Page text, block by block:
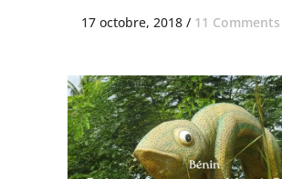
17 octobre, 2018 / 11 Comments